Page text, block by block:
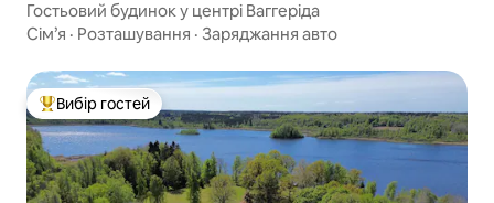
Гостьовий будинок у центрі Ваггеріда
Сім’я · Розташування · Заряджання авто
Топ вибір гостей
Вибір гостей